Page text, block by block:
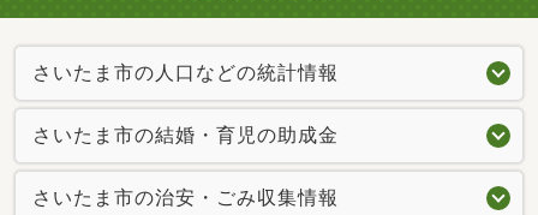
さいたま市の人口などの統計情報
さいたま市の結婚・育児の助成金
さいたま市の治安・ごみ収集情報